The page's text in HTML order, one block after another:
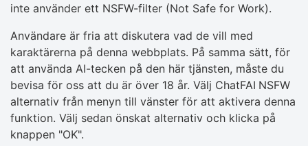
inte använder ett NSFW-filter (Not Safe for Work).
Användare är fria att diskutera vad de vill med
karaktärerna på denna webbplats. På samma sätt, för
att använda AI-tecken på den här tjänsten, måste du
bevisa för oss att du är över 18 år. Välj ChatFAI NSFW
alternativ från menyn till vänster för att aktivera denna
funktion. Välj sedan önskat alternativ och klicka på
knappen "OK".